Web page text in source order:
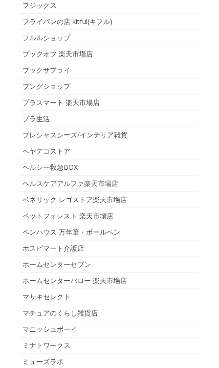
フジックス
フライパンの店 kitful(キフル)
フルルショップ
ブックオフ 楽天市場店
ブックサプライ
ブングショップ
プラスマート 楽天市場店
プラ生活
プレシャスシーズ/インテリア雑貨
ヘヤデコストア
ヘルシー救急BOX
ヘルスケアアルファ楽天市場店
ベネリック レゴストア楽天市場店
ペットフォレスト 楽天市場店
ペンハウス 万年筆・ボールペン
ホスピマート介護店
ホームセンターセブン
ホームセンターバロー 楽天市場店
マサキセレクト
マチュアのくらし雑貨店
マニッシュボーイ
ミナトワークス
ミューズラボ